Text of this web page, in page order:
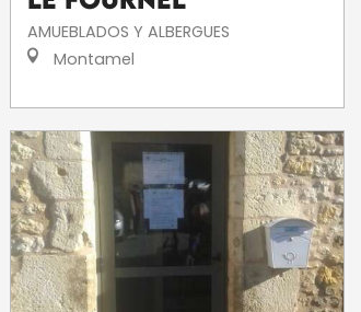
AMUEBLADOS Y ALBERGUES
Montamel